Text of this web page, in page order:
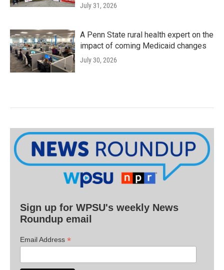
July 31, 2026
A Penn State rural health expert on the
impact of coming Medicaid changes
July 30, 2026
Sign up for WPSU's weekly News
Roundup email
Email Address *